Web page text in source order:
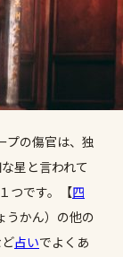
プの傷官は、独
星と言われて
つです。【四
うかん）の他の
占いでよくあ